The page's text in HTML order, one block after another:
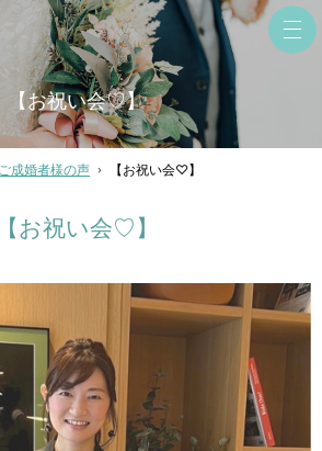
【お祝い会♡】
ご成婚者様の声 【お祝い会♡】
【お祝い会♡】